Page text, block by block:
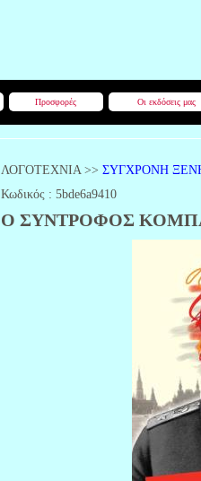
Προσφορές Οι εκδόσεις μας
ΛΟΓΟΤΕΧΝΙΑ >> ΣΥΓΧΡΟΝΗ
Κωδικός : 5bde6a9410
Ο ΣΥΝΤΡΟΦΟΣ ΚΟΜΠΑ